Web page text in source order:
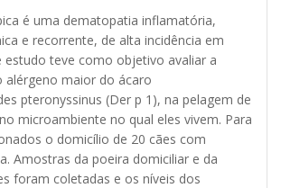
é uma dematopatia inflamatória,
e recorrente, de alta incidência em
estudo teve como objetivo avaliar a
alérgeno maior do ácaro
pteronyssinus (Der p 1), na pelagem de
microambiente no qual eles vivem. Para
o domicílio de 20 cães com
Amostras da poeira domiciliar e da
foram coletadas e os níveis dos